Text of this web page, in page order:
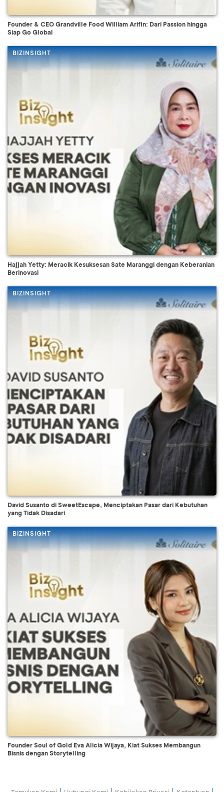
Founder & CEO Grandville Food William Arifin: Dari Passion hingga
Siap Go Global
BIZINSIGHT
Hajjah Yetty: Meracik Kesuksesan Sate Maranggi dengan Keberanian
Berinovasi
BIZINSIGHT
David Susanto di SweetEscape, Menciptakan Pasar dari Kebutuhan
yang Tidak Disadari
BIZINSIGHT
Founder Soul of Gold Eva Alicia Wijaya, Kiat Sukses Membangun
Bisnis dengan Storytelling